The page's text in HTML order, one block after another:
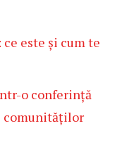
este și cum te
o conferință
comunităților